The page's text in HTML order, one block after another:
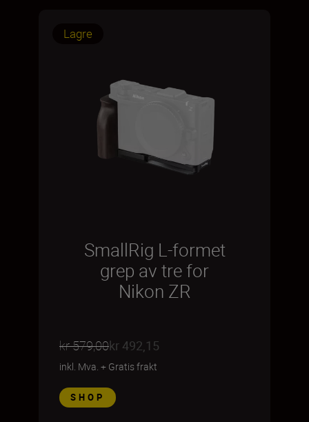
Lagre
SmallRig L-formet
grep av tre for
Nikon ZR
kr 579,00kr 492,15
inkl. Mva. + Gratis frakt
SHOP